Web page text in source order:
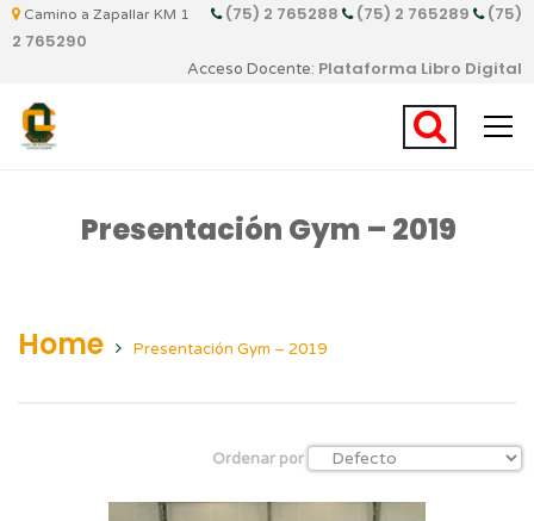
Camino a Zapallar KM 1 (75) 2 765288 (75) 2 765289
(75)
2 765290
Acceso Docente: Plataforma Libro Digital
Presentación Gym – 2019
Home Presentación Gym – 2019
Ordenar por